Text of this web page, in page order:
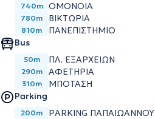
740m ΟΜΌΝΟΙΑ
780m ΒΙΚΤΏΡΙΑ
810m
ΠΑΝΕΠΙΣΤΉΜΙΟ
Bus
50m ΠΛ. ΕΞΑΡΧΕΙΩΝ
290m ΑΦΕΤΗΡΙΑ
310m
ΜΠΟΤΑΣΗ
Parking
200m PARKING ΠΑΠΑΙΩΆΝΝΟΥ